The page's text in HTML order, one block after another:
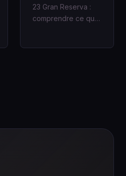
23 Gran Reserva :
comprendre ce que